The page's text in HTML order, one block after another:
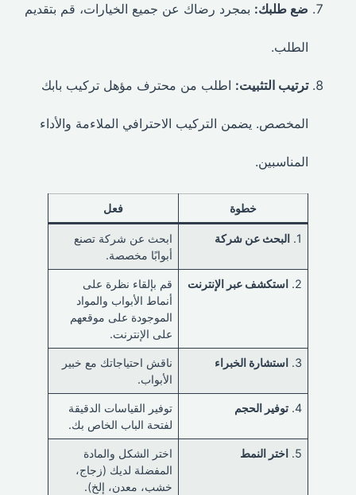
ضع طلبك:بمجرد رضاك عن جميع الخيارات، قم بتقديم
الطلب.
ترتيب التثبيت:اطلب من محترف مؤهل تركيب بابك
المخصص. يضمن التركيب الاحترافي الملاءمة والأداء
المناسبين.
خطوة فعل
البحث عن شركة
ابحث عن شركة تصنع
أبوابًا مخصصة.
استكشف عبر الإنترنت
قم بإلقاء نظرة على
أنماط الأبواب والمواد
الموجودة على موقعهم
على الإنترنت.
استشارة الخبراء
ناقش احتياجاتك مع خبير
الأبواب.
توفير الحجم
توفير القياسات الدقيقة
لفتحة الباب الخاص بك.
اختر النمط
اختر الشكل والمادة
المفضلة لديك (زجاج،
خشب، معدن، إلخ).